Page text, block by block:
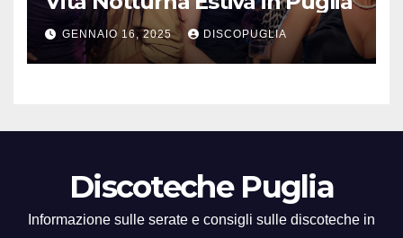
GENNAIO 16, 2025 DISCOPUGLIA
Discoteche Puglia
Informazione sulle serate e consigli sulle discoteche in